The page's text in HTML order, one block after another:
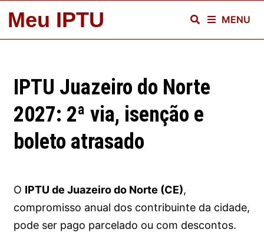
content
Meu IPTU MENU
IPTU Juazeiro do Norte
2027: 2ª via, isenção e
boleto atrasado
O IPTU de Juazeiro do Norte (CE),
compromisso anual dos contribuinte da cidade,
pode ser pago parcelado ou com descontos.